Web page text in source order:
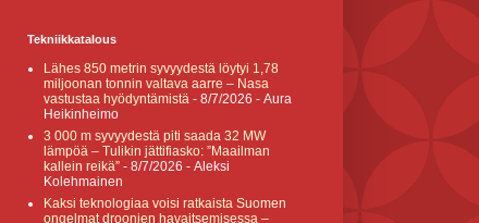
Tekniikkatalous
Lähes 850 metrin syvyydestä löytyi 1,78
miljoonan tonnin valtava aarre – Nasa
vastustaa hyödyntämistä - 8/7/2026 - Aura
Heikinheimo
3 000 m syvyydestä piti saada 32 MW
lämpöä – Tulikin jättifiasko: ”Maailman
kallein reikä” - 8/7/2026 - Aleksi
Kolehmainen
Kaksi teknologiaa voisi ratkaista Suomen
ongelmat droonien havaitsemisessa –